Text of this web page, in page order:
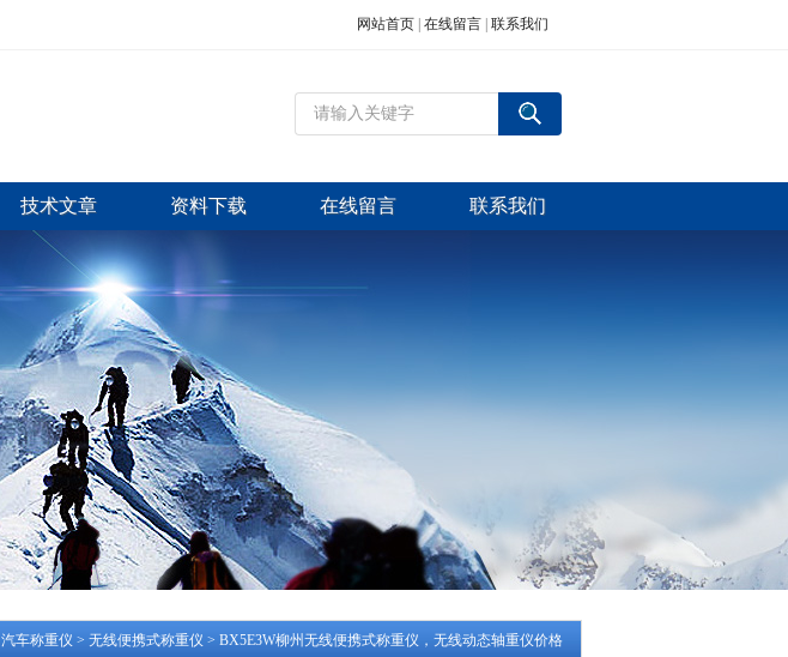
网站首页 在线留言 联系我们
技术文章 资料下载 在线留言 联系我们
汽车称重仪 > 无线便携式称重仪 > BX5E3W柳州无线便携式称重仪，无线动态轴重仪价格